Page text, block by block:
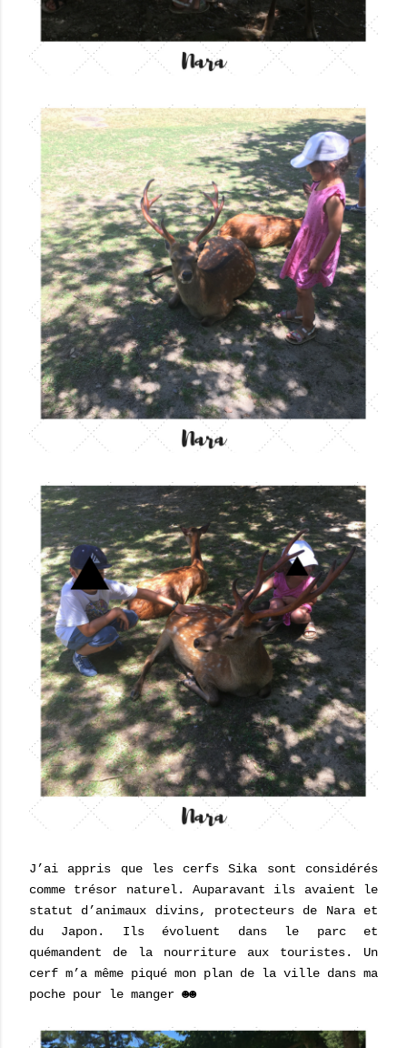
J’ai appris que les cerfs Sika sont considérés
comme trésor naturel. Auparavant ils avaient le
statut d’animaux divins, protecteurs de Nara et
du Japon. Ils évoluent dans le parc et
quémandent de la nourriture aux touristes. Un
cerf m’a même piqué mon plan de la ville dans ma
poche pour le manger ☻☻